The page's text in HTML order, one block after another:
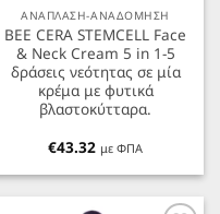
ΑΝΑΠΛΑΣΗ-ΑΝΑΔΟΜΗΣΗ
ΒΕΕ CERA STEMCELL Face
& Neck Cream 5 in 1-5
δράσεις νεότητας σε μία
κρέμα με φυτικά
βλαστοκύτταρα.
€43.32 με ΦΠΑ